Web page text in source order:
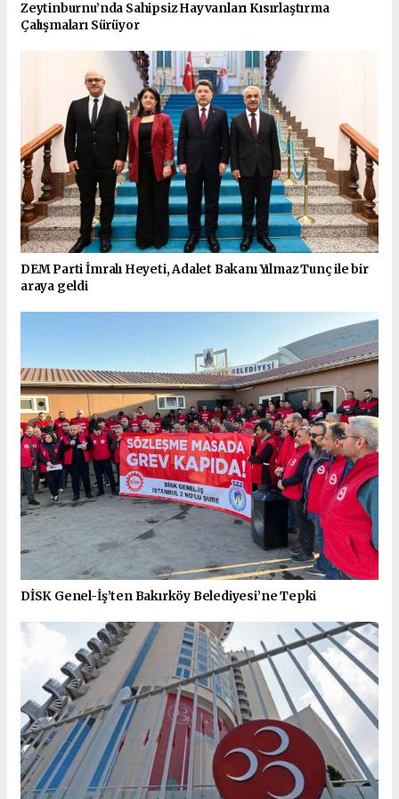
Zeytinburnu’nda Sahipsiz Hayvanları Kısırlaştırma
Çalışmaları Sürüyor
DEM Parti İmralı Heyeti, Adalet Bakanı Yılmaz Tunç ile bir
araya geldi
DİSK Genel-İş’ten Bakırköy Belediyesi’ne Tepki